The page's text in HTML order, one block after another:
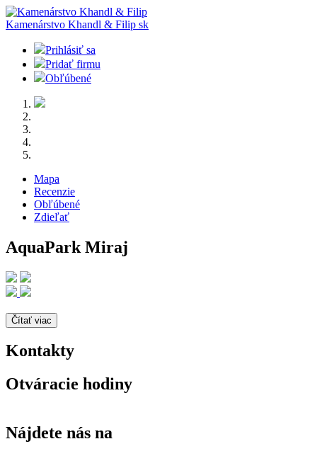
Kamenárstvo Khandl & Filip sk
Prihlásiť sa
Pridať firmu
Obľúbené
Mapa
Recenzie
Obľúbené
Zdieľať
AquaPark Miraj
Čítať viac
Kontakty
Otváracie hodiny
Nájdete nás na